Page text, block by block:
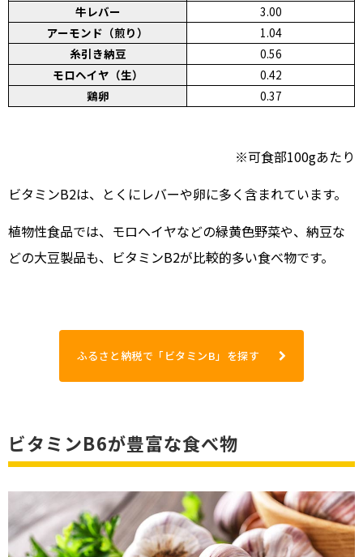
牛レバー
3.00
アーモンド（煎り）
1.04
糸引き納豆
0.56
モロヘイヤ（生）
0.42
鶏卵
0.37
※可食部100gあたり
ビタミンB2は、とくにレバーや卵に多く含まれています。
植物性食品では、モロヘイヤなどの緑黄色野菜や、納豆な
どの大豆製品も、ビタミンB2が比較的多い食べ物です。
ふるさと納税で「ビタミンB」を探す
ビタミンB6が豊富な食べ物